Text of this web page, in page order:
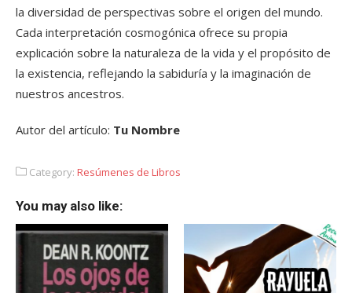
la diversidad de perspectivas sobre el origen del mundo.
Cada interpretación cosmogónica ofrece su propia
explicación sobre la naturaleza de la vida y el propósito de
la existencia, reflejando la sabiduría y la imaginación de
nuestros ancestros.
Autor del artículo: Tu Nombre
Category: Resúmenes de Libros
You may also like: